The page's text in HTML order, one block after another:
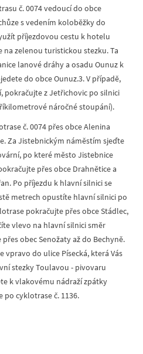
č. 0074 vedoucí do obce
s vedením koloběžky do
příjezdovou cestu k hotelu
na zelenou turistickou stezku. Ta
lanové dráhy a osadu Ounuz k
do obce Ounuz.3. V případě,
pokračujte z Jetřichovic po silnici
náročné stoupání).
č. 0074 přes obce Alenina
Za Jistebnickým náměstím sjeďte
po které město Jistebnice
přes obce Drahnětice a
Po příjezdu k hlavní silnici se
metrech opustíte hlavní silnici po
pokračujte přes obce Stádlec,
vlevo na hlavní silnici směr
obec Senožaty až do Bechyně.
do ulice Písecká, která Vás
stezky Toulavou - pivovaru
k vlakovému nádraží zpátky
cyklotrase č. 1136.